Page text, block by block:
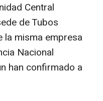
Central
de Tubos
la misma empresa
Nacional
han confirmado a